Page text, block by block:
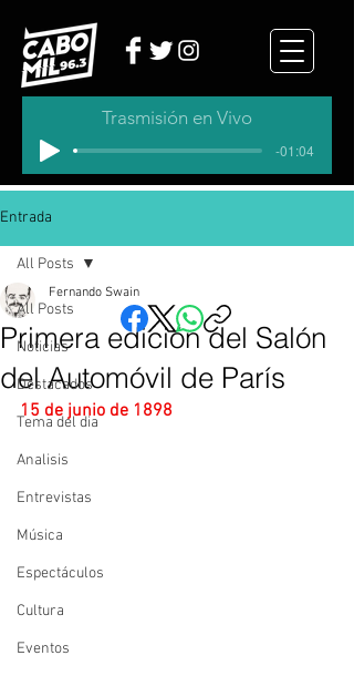
Trasmisión en Vivo
-01:04
Entrada
All Posts
Noticias
Destacados
Tema del dia
Analisis
Entrevistas
Música
Espectáculos
Cultura
Eventos
All Posts
Primera edición del Salón
del Automóvil de París
Fernando Swain
15 de junio de 1898